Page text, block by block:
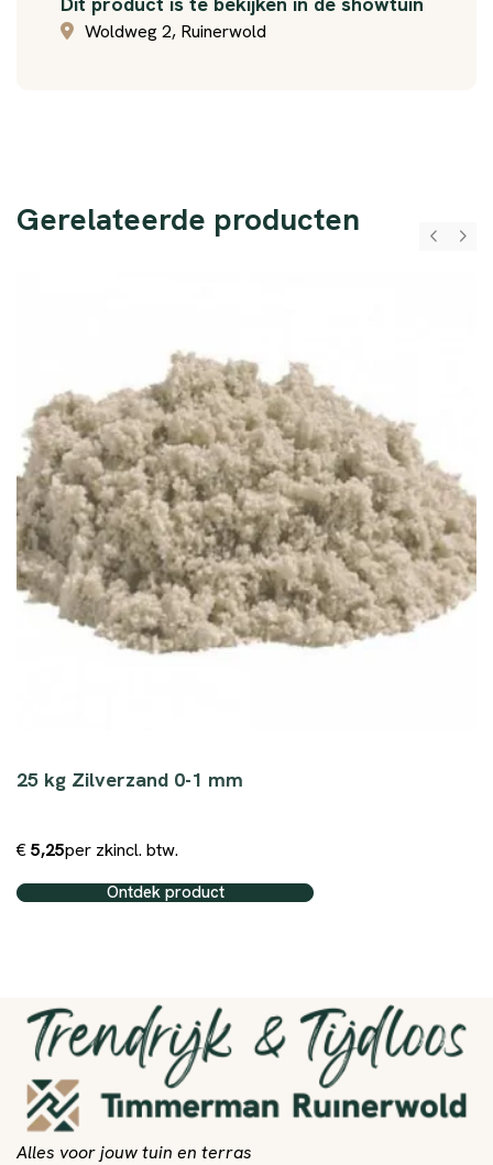
Woldweg 2, Ruinerwold
Gerelateerde producten
25 kg Zilverzand 0-1 mm
€5,25per zkincl. btw.
Ontdek product
Alles voor jouw tuin en terras